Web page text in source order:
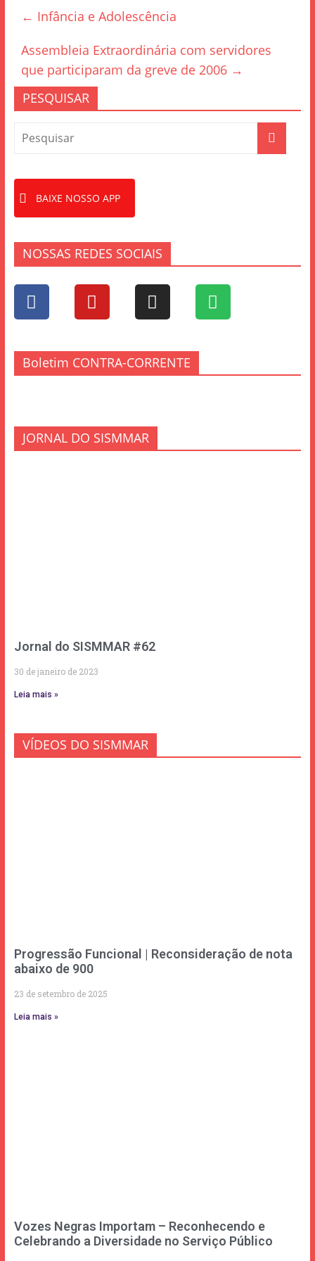
b
o
o
k
← Infância e Adolescência
Assembleia Extraordinária com servidores
que participaram da greve de 2006 →
PESQUISAR
BAIXE NOSSO APP
NOSSAS REDES SOCIAIS
Boletim CONTRA-CORRENTE
JORNAL DO SISMMAR
Jornal do SISMMAR #62
30 de janeiro de 2023
Leia mais »
VÍDEOS DO SISMMAR
Progressão Funcional | Reconsideração de nota
abaixo de 900
23 de setembro de 2025
Leia mais »
Vozes Negras Importam – Reconhecendo e
Celebrando a Diversidade no Serviço Público